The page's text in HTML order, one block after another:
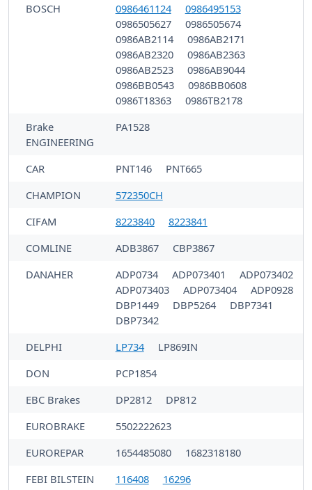
BOSCH
0986461124
0986495153
0986505627
0986505674
0986AB2114
0986AB2171
0986AB2320
0986AB2363
0986AB2523
0986AB9044
0986BB0543
0986BB0608
0986T18363
0986TB2178
Brake
ENGINEERING
PA1528
CAR PNT146
PNT665
CHAMPION
572350CH
CIFAM
8223840
8223841
COMLINE
ADB3867
CBP3867
DANAHER
ADP0734 ADP073401
ADP073402
ADP073403
ADP073404
ADP0928
DBP1449
DBP5264
DBP7341
DBP7342
DELPHI
LP734
LP869IN
DON
PCP1854
EBC Brakes
DP2812
DP812
EUROBRAKE
5502222623
EUROREPAR
1654485080
1682318180
FEBI BILSTEIN
116408
16296